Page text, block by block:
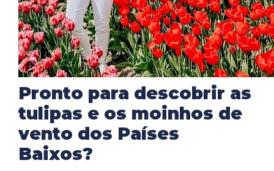
Pronto para descobrir as
tulipas e os moinhos de
vento dos Países
Baixos?